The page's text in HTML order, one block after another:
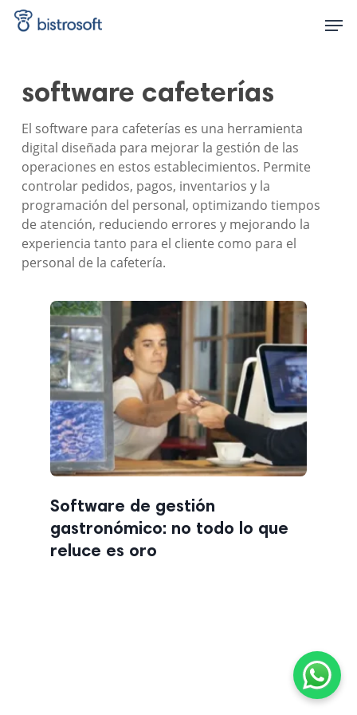
Skip
software cafeterías
El software para cafeterías es una herramienta
digital diseñada para mejorar la gestión de las
operaciones en estos establecimientos. Permite
controlar pedidos, pagos, inventarios y la
programación del personal, optimizando tiempos
de atención, reduciendo errores y mejorando la
experiencia tanto para el cliente como para el
personal de la cafetería.
Software de gestión
gastronómico: no todo lo que
reluce es oro